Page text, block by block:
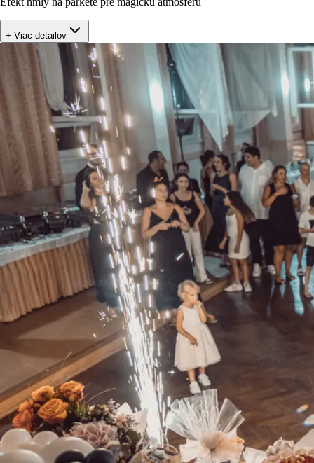
+ Viac detailov